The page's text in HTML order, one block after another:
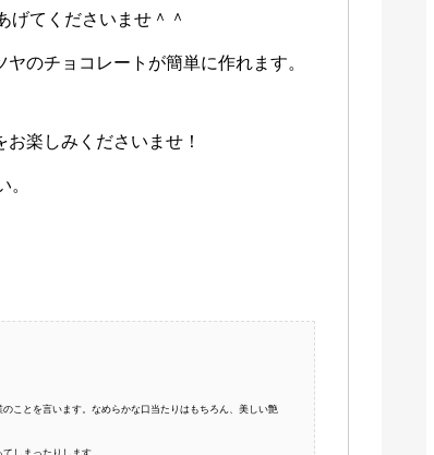
げてくださいませ＾＾
のチョコレートが簡単に作れます。
楽しみくださいませ！
。
ことを言います。なめらかな口当たりはもちろん、美しい艶
しまったりします。